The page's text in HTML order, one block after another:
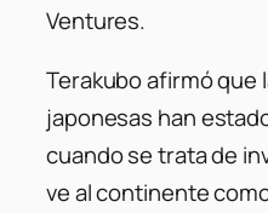
Ventures.
Terakubo afirmó que
japonesas han
cuando se trata de
ve al continente